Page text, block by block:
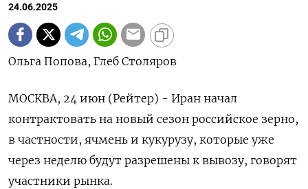
24.06.2025
Ольга Попова, Глеб Столяров
МОСКВА, 24 июн (Рейтер) - Иран начал
контрактовать на новый сезон российское зерно,
в частности, ячмень и кукурузу, которые уже
через неделю будут разрешены к вывозу, говорят
участники рынка.